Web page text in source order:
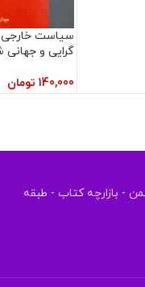
سیاست خارجی
گرایی و
140,000 تومان
- بازارچه کتاب - طبقه